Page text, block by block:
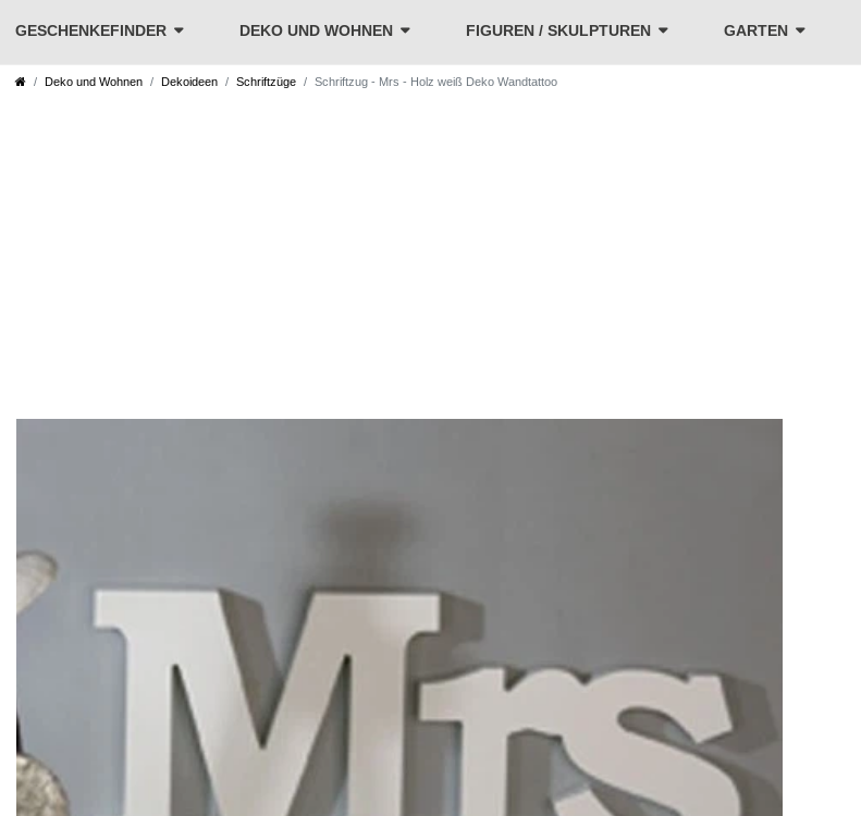
GESCHENKEFINDER DEKO UND WOHNEN FIGUREN / SKULPTUREN GARTEN
Deko und Wohnen Dekoideen Schriftzüge Schriftzug - Mrs - Holz weiß Deko Wandtattoo